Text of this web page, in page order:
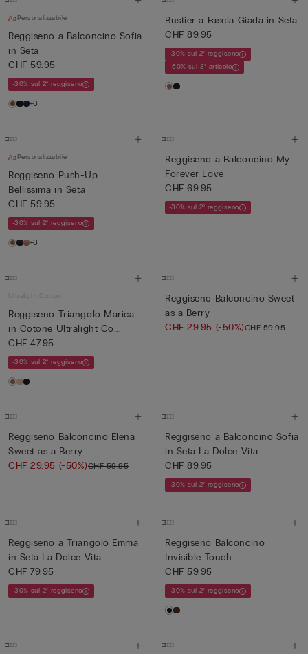
Personalizzabile
Reggiseno a Balconcino Sofia
in Seta
CHF 59.95
-30% sul 2° reggiseno
+3
Bustier a Fascia Giada in Seta
CHF 89.95
-30% sul 2° reggiseno
-50% sul 3° articolo
Personalizzabile
Reggiseno Push-Up
Bellissima in Seta
CHF 59.95
-30% sul 2° reggiseno
+3
Reggiseno a Balconcino My
Forever Love
CHF 69.95
-30% sul 2° reggiseno
Ultralight Cotton
Reggiseno Triangolo Marica
in Cotone Ultralight Co...
CHF 47.95
-30% sul 2° reggiseno
Reggiseno Balconcino Sweet
as a Berry
CHF 29.95 (-50%)CHF 59.95
Reggiseno Balconcino Elena
Sweet as a Berry
CHF 29.95 (-50%)CHF 59.95
Reggiseno a Balconcino Sofia
in Seta La Dolce Vita
CHF 89.95
-30% sul 2° reggiseno
Reggiseno a Triangolo Emma
in Seta La Dolce Vita
CHF 79.95
-30% sul 2° reggiseno
Reggiseno Balconcino
Invisible Touch
CHF 59.95
-30% sul 2° reggiseno